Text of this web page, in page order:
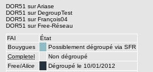
DOR51 sur Ariase
DOR51 sur DegroupTest
DOR51 sur François04
DOR51 sur Free-Réseau
FAI
État
Bouygues
Possiblement dégroupé via SFR
Completel
Non dégroupé
Free/Alice
Dégroupé le 10/01/2012